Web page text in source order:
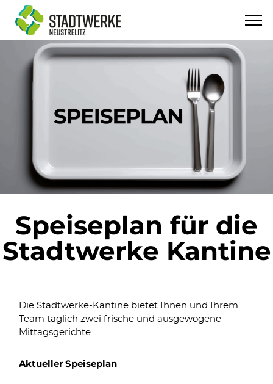
Speiseplan für die
Stadtwerke Kantine
Die Stadtwerke-Kantine bietet Ihnen und Ihrem
Team täglich zwei frische und ausgewogene
Mittagsgerichte.
Aktueller Speiseplan